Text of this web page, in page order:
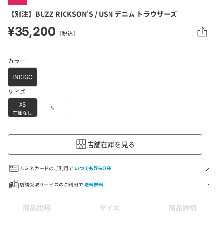
【別注】BUZZ RICKSON'S / USN デニム トラウザーズ
¥35,200 （税込）
カラー
INDIGO
サイズ
XS
在庫なし
S
店舗在庫を見る
ルミネカードのご利用で いつでも5%OFF
店舗受取サービスのご利用で 送料無料
商品説明 サイズ 商品詳細